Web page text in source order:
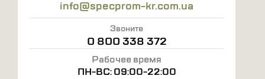
info@specprom-kr.com.ua
Звоните
0 800 338 372
Рабочее время
ПН-ВС: 09:00-22:00